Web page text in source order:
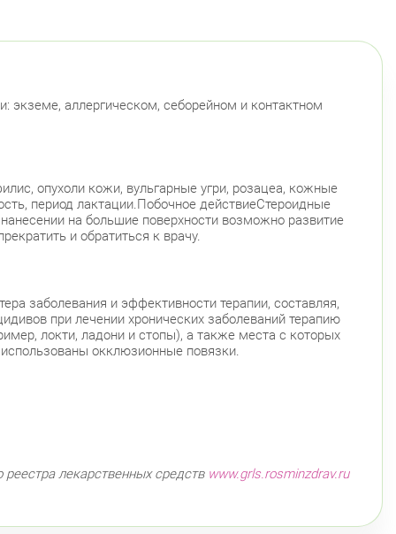
Победы Электросила
ул., д. 8, к. 3 Круглосуточно
Дыбенко
Спортивная Чкаловская
ул., д. 10 Круглосуточно
Петроградская Чкаловская
пр.
экземе, аллергическом, себорейном и контактном
опухоли кожи, вульгарные угри, розацеа, кожные
период лактации.Побочное действиеСтероидные
на большие поверхности возможно развитие
и обратиться к врачу.
заболевания и эффективности терапии, составляя,
при лечении хронических заболеваний терапию
локти, ладони и стопы), а также места с которых
окклюзионные повязки.
лекарственных средств www.grls.rosminzdrav.ru